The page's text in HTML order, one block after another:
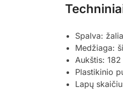
Spalva: žalia
Medžiaga:
Aukštis: 182
Plastikinio
Lapų